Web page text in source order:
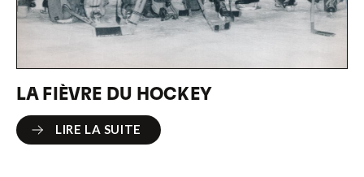
LA FIÈVRE DU HOCKEY
LIRE LA SUITE